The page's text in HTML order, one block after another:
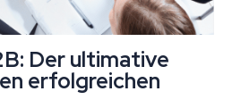
Der ultimative
erfolgreichen